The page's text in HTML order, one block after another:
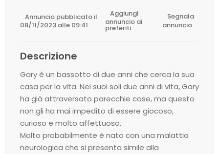
Annuncio pubblicato il
08/11/2023 alle 09:41
Aggiungi
annuncio ai
preferiti
Segnala
annuncio
Descrizione
Gary è un bassotto di due anni che cerca la sua
casa per la vita. Nei suoi soli due anni di vita, Gary
ha già attraversato parecchie cose, ma questo
non gli ha mai impedito di essere giocoso,
curioso e molto affettuoso.
Molto probabilmente è nato con una malattia
neurologica che si presenta simile alla